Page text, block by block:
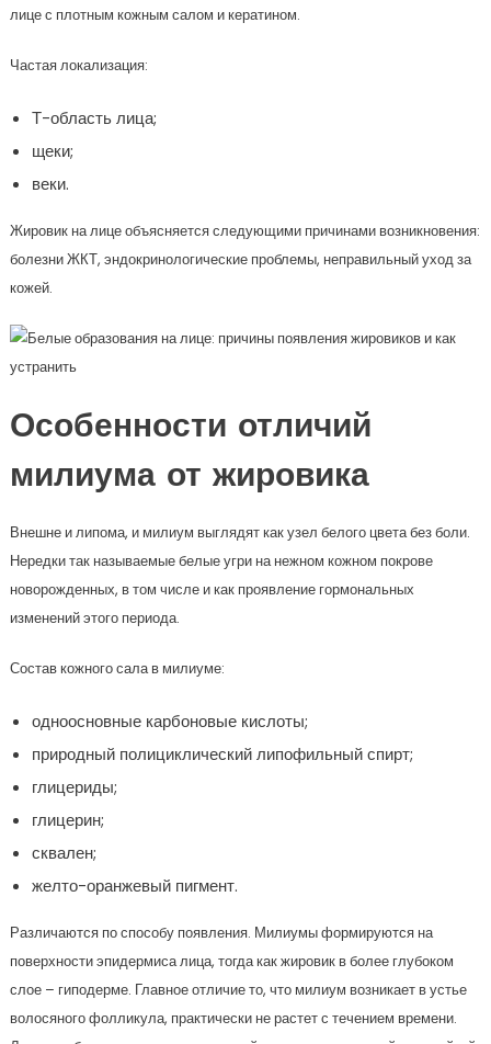
лице с плотным кожным салом и кератином.
Частая локализация:
Т-область лица;
щеки;
веки.
Жировик на лице объясняется следующими причинами возникновения:
болезни ЖКТ, эндокринологические проблемы, неправильный уход за
кожей.
Особенности отличий
милиума от жировика
Внешне и липома, и милиум выглядят как узел белого цвета без боли.
Нередки так называемые белые угри на нежном кожном покрове
новорожденных, в том числе и как проявление гормональных
изменений этого периода.
Состав кожного сала в милиуме:
одноосновные карбоновые кислоты;
природный полициклический липофильный спирт;
глицериды;
глицерин;
сквален;
желто-оранжевый пигмент.
Различаются по способу появления. Милиумы формируются на
поверхности эпидермиса лица, тогда как жировик в более глубоком
слое – гиподерме. Главное отличие то, что милиум возникает в устье
волосяного фолликула, практически не растет с течением времени.